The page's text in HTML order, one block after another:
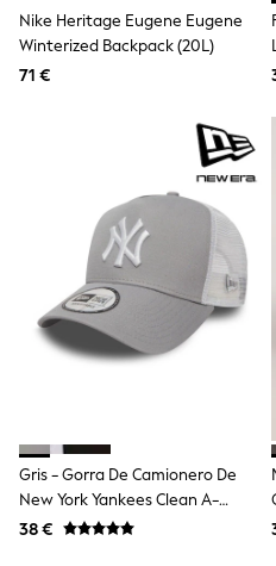
Shop all
Lilo & Stitch
Bluey
All Girls Sportwear
Hoodies & Sweatshirts
T-Shirts & Vests
Leggings
Swim
Nike
adidas
All Girls Brands
Nike
River Island
Boden
Joules
Frugi
Baker by Ted Baker
Nike Heritage Eugene Eugene
Winterized Backpack (20L)
71 €
Gris - Gorra De Camionero De
New York Yankees Clean A-
Frame De New Era®
38 €